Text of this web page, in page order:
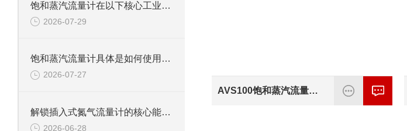
饱和蒸汽流量计在以下核心工业领域发挥着关键作用
2026-07-29
饱和蒸汽流量计具体是如何使用的呢？
2026-07-27
解锁插入式氮气流量计的核心能力：它如何为氮气计量“保驾护航”？
2026-06-28
AVS100饱和蒸汽流量计/AVS100